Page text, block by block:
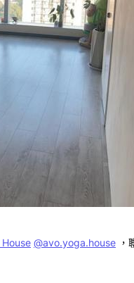
House @avo.yoga.house ，